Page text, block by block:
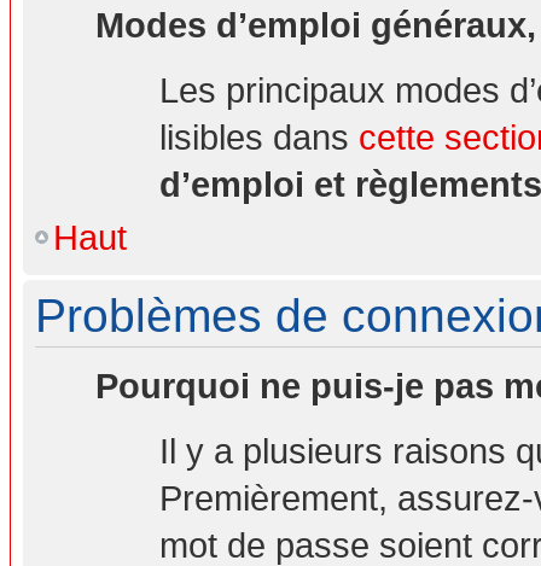
Modes d’emploi
Les principaux modes
lisibles dans cette
d’emploi et règlements
Haut
Problèmes de
Pourquoi ne puis-je pas
Il y a plusieurs raisons
Premièrement,
mot de passe soient